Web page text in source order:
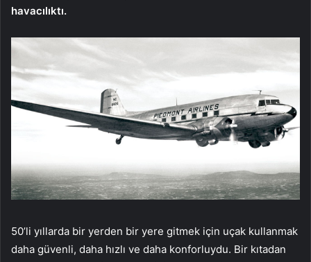
havacılıktı.
50’li yıllarda bir yerden bir yere gitmek için uçak kullanmak
daha güvenli, daha hızlı ve daha konforluydu. Bir kıtadan